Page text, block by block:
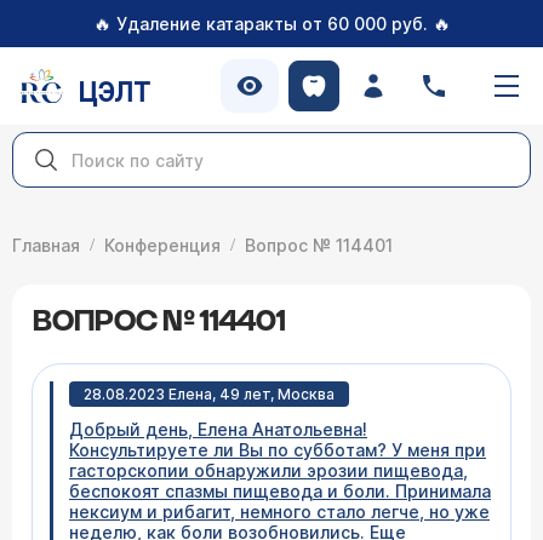
🔥 Удаление катаракты от 60 000 руб. 🔥
ЦЭЛТ
Главная Конференция Вопрос № 114401
ВОПРОС № 114401
28.08.2023 Елена, 49 лет, Москва
Добрый день, Елена Анатольевна!
Консультируете ли Вы по субботам? У меня при
гасторскопии обнаружили эрозии пищевода,
беспокоят спазмы пищевода и боли. Принимала
нексиум и рибагит, немного стало легче, но уже
неделю, как боли возобновились. Еще